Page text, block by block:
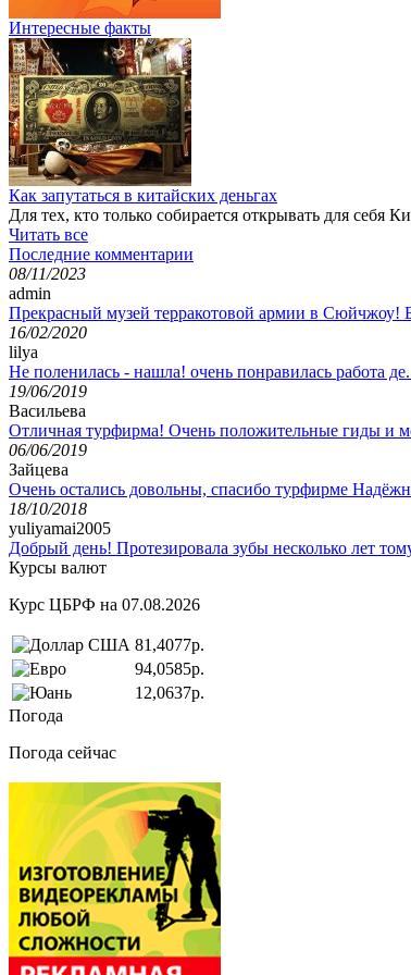
Интересные факты
Как запутаться в китайских деньгах
Для тех, кто только собирается открывать для себя
Читать все
Последние комментарии
08/11/2023
admin
Прекрасный музей терракотовой армии в Сюйчжоу!
16/02/2020
lilya
Не поленилась - нашла! очень понравилась работа
19/06/2019
Васильева
Отличная турфирма! Очень положительные гиды и
06/06/2019
Зайцева
Очень остались довольны, спасибо турфирме
18/10/2018
yuliyamai2005
Добрый день! Протезировала зубы несколько лет
Курсы валют
Курс ЦБРФ на 07.08.2026
81,4077р.
94,0585р.
12,0637р.
Погода
Погода сейчас